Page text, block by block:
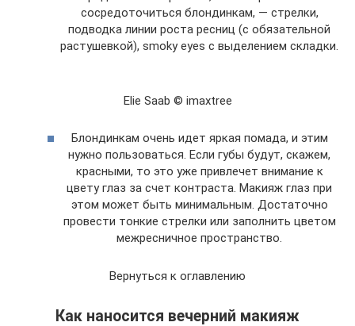
сосредоточиться блондинкам, — стрелки,
подводка линии роста ресниц (с обязательной
растушевкой), smoky eyes с выделением складки.
Elie Saab © imaxtree
Блондинкам очень идет яркая помада, и этим
нужно пользоваться. Если губы будут, скажем,
красными, то это уже привлечет внимание к
цвету глаз за счет контраста. Макияж глаз при
этом может быть минимальным. Достаточно
провести тонкие стрелки или заполнить цветом
межресничное пространство.
Вернуться к оглавлению
Как наносится вечерний макияж